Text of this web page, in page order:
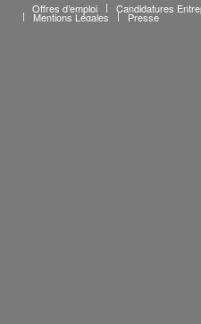
Offres d’emploi Candidatures
Mentions Légales Presse